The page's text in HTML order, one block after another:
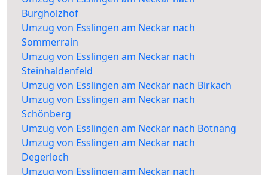
Burgholzhof
Umzug von Esslingen am Neckar nach
Sommerrain
Umzug von Esslingen am Neckar nach
Steinhaldenfeld
Umzug von Esslingen am Neckar nach Birkach
Umzug von Esslingen am Neckar nach
Schönberg
Umzug von Esslingen am Neckar nach Botnang
Umzug von Esslingen am Neckar nach
Degerloch
Umzug von Esslingen am Neckar nach